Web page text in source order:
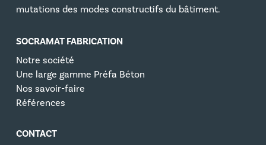
mutations des modes constructifs du bâtiment.
SOCRAMAT FABRICATION
Notre société
Une large gamme Préfa Béton
Nos savoir-faire
Références
CONTACT